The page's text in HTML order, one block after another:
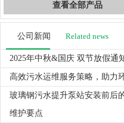
查看全部产品
公司新闻 Related news
2025年中秋&国庆 双节放假通
高效污水运维服务策略，助力
玻璃钢污水提升泵站安装前后
维护要点